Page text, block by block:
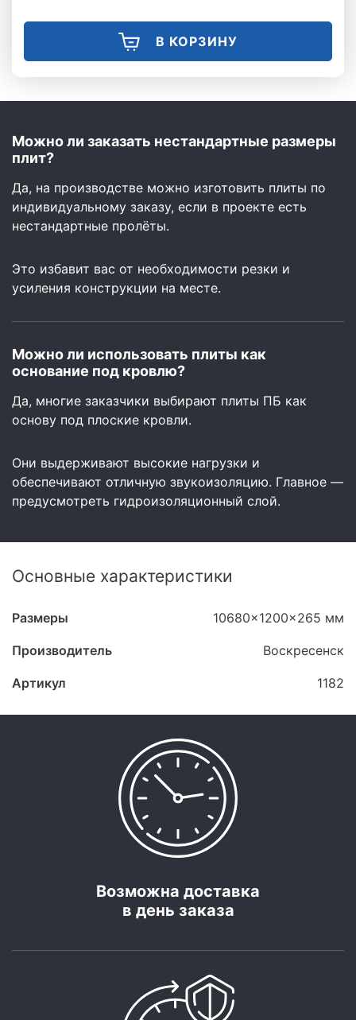
В КОРЗИНУ
Можно ли заказать нестандартные размеры
плит?
Да, на производстве можно изготовить плиты по
индивидуальному заказу, если в проекте есть
нестандартные пролёты.
Это избавит вас от необходимости резки и
усиления конструкции на месте.
Можно ли использовать плиты как
основание под кровлю?
Да, многие заказчики выбирают плиты ПБ как
основу под плоские кровли.
Они выдерживают высокие нагрузки и
обеспечивают отличную звукоизоляцию. Главное —
предусмотреть гидроизоляционный слой.
Основные характеристики
Размеры 10680x1200x265 мм
Производитель Воскресенск
Артикул 1182
Возможна доставка
в день заказа